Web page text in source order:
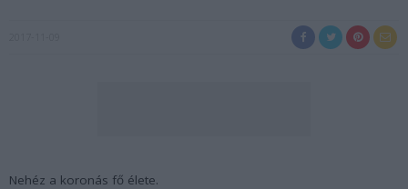
Nehéz a koronás fő élete.